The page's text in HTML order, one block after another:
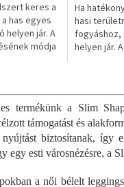
keres a
has egyes
helyen jár. A
módja
Ha
hasi
fogyáshoz,
helyen jár.
termékünk a Slim
támogatást és
nyújtást biztosítanak, így
egy esti városnézésre, a
a női bélelt